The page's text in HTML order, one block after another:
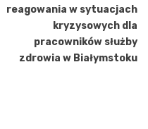
reagowania w sytuacjach
kryzysowych dla
pracowników służby
zdrowia w Białymstoku